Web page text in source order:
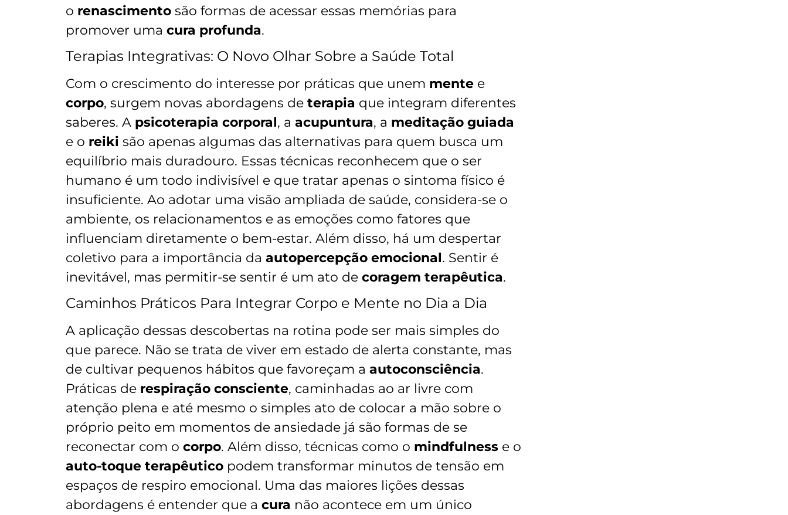
o renascimento são formas de acessar essas memórias para
promover uma cura profunda.
Terapias Integrativas: O Novo Olhar Sobre a Saúde Total
Com o crescimento do interesse por práticas que unem mente e
corpo, surgem novas abordagens de terapia que integram diferentes
saberes. A psicoterapia corporal, a acupuntura, a meditação guiada
e o reiki são apenas algumas das alternativas para quem busca um
equilíbrio mais duradouro. Essas técnicas reconhecem que o ser
humano é um todo indivisível e que tratar apenas o sintoma físico é
insuficiente. Ao adotar uma visão ampliada de saúde, considera-se o
ambiente, os relacionamentos e as emoções como fatores que
influenciam diretamente o bem-estar. Além disso, há um despertar
coletivo para a importância da autopercepção emocional. Sentir é
inevitável, mas permitir-se sentir é um ato de coragem terapêutica.
Caminhos Práticos Para Integrar Corpo e Mente no Dia a Dia
A aplicação dessas descobertas na rotina pode ser mais simples do
que parece. Não se trata de viver em estado de alerta constante, mas
de cultivar pequenos hábitos que favoreçam a autoconsciência.
Práticas de respiração consciente, caminhadas ao ar livre com
atenção plena e até mesmo o simples ato de colocar a mão sobre o
próprio peito em momentos de ansiedade já são formas de se
reconectar com o corpo. Além disso, técnicas como o mindfulness e o
auto-toque terapêutico podem transformar minutos de tensão em
espaços de respiro emocional. Uma das maiores lições dessas
abordagens é entender que a cura não acontece em um único